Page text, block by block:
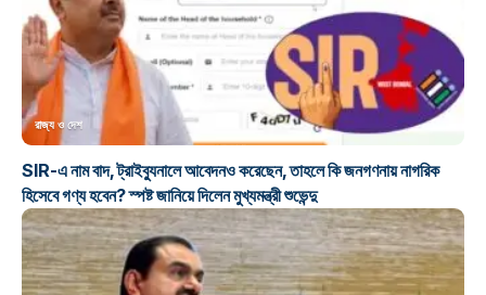
রাজ্য ও দেশ
SIR-এ নাম বাদ, ট্রাইব্যুনালে আবেদনও করেছেন, তাহলে কি জনগণনায় নাগরিক
হিসেবে গণ্য হবেন? স্পষ্ট জানিয়ে দিলেন মুখ্যমন্ত্রী শুভেন্দু